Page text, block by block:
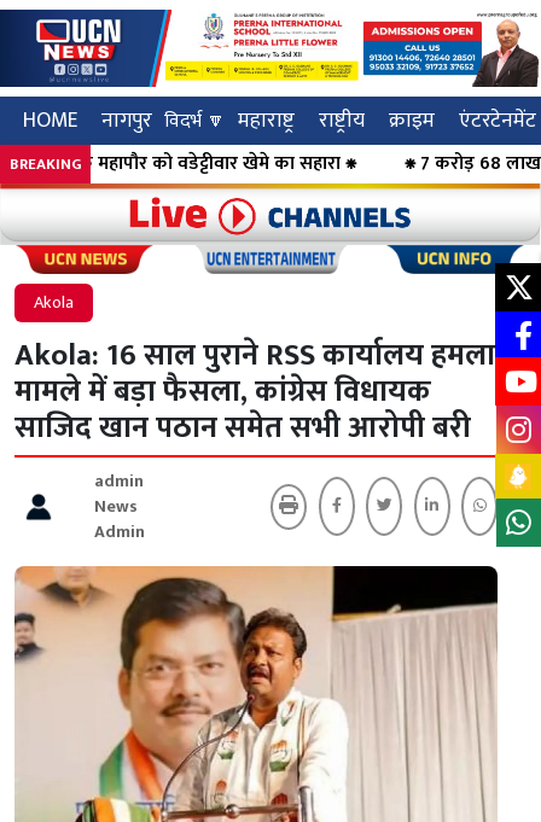
HOME नागपुर विदर्भ 🔽 महाराष्ट्र राष्ट्रीय क्राइम एंटरटेनमेंट
BREAKING
महापौर को वडेट्टीवार खेमे का सहारा ⁕ ⁕ 7 करोड़ 68 लाख की
Click to visit UCN News Click to
Akola
Akola: 16 साल पुराने RSS कार्यालय हमला
मामले में बड़ा फैसला, कांग्रेस विधायक
साजिद खान पठान समेत सभी आरोपी बरी
admin
News
Admin